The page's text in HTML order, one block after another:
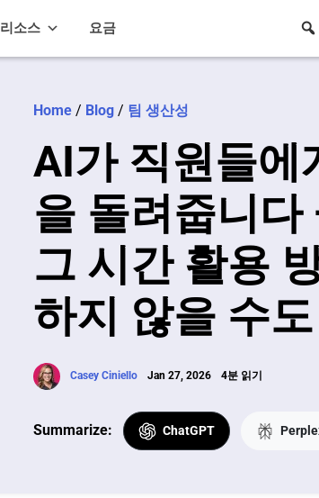
리소스 요금
Home / Blog / 팀 생산성
AI가 직원들에
을 돌려줍니
그 시간 활용
하지 않을 수
Casey Ciniello Jan 27, 2026 4분 읽기
Summarize: ChatGPT